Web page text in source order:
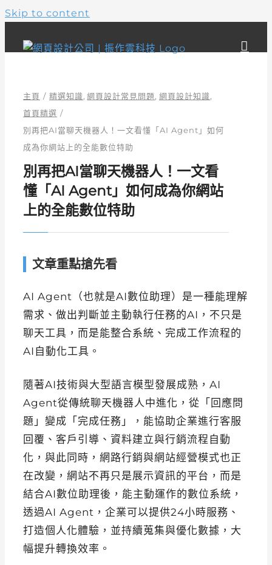
Skip to content
主頁 精選知識 網頁設計常見問題 網頁設計知識
首頁精選
別再把AI當聊天機器人！一文看懂「AI Agent」如何
成為你網站上的全能數位特助
別再把AI當聊天機器人！一文看
懂「AI Agent」如何成為你網站
上的全能數位特助
文章重點搶先看
AI Agent（也就是AI數位助理）是一種能理解
需求、做出判斷並主動執行任務的AI，不只是
聊天工具，而是能整合系統、完成工作流程的
AI自動化工具。
隨著AI技術與大型語言模型發展成熟，AI
Agent從傳統聊天機器人中進化，從「回應問
題」變成「完成任務」，能協助企業進行客服
回覆、客戶引導、資料建立與行銷流程自動
化，與此同時，網路行銷與網站經營模式也正
在改變，網站不再只是展示資訊的平台，而是
結合AI數位助理後，能主動運作的數位系統，
透過AI Agent，企業可以提供24小時服務、
打造個人化體驗，並持續蒐集與優化數據，大
幅提升轉換效率。